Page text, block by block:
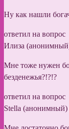
Ну как нашли
ответил на вопрос
Илиза
Мне тоже нужен
безденежья?!?!?
ответил на вопрос
Stella (анонимный)